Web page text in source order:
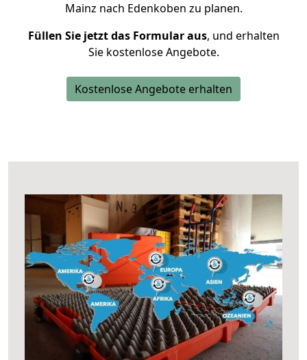
Mainz nach Edenkoben zu planen.
Füllen Sie jetzt das Formular aus, und erhalten
Sie kostenlose Angebote.
Kostenlose Angebote erhalten